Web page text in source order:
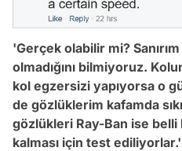
'Gerçek olabilir mi?
olmadığını bilmiyoruz.
kol egzersizi yapıyorsa o
de gözlüklerim kafamda
gözlükleri Ray-Ban ise belli
kalması için test ediliyorlar.'